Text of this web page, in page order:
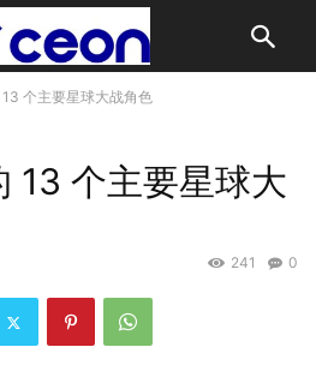
个主要星球大战角色
13 个主要星球大
0
241